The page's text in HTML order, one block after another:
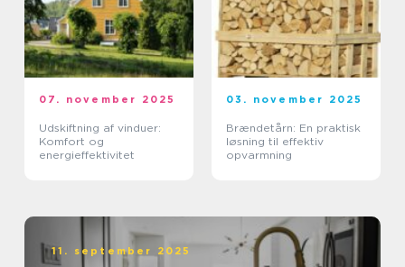
07. november 2025
Udskiftning af vinduer:
Komfort og
energieffektivitet
03. november 2025
Brændetårn: En praktisk
løsning til effektiv
opvarmning
11. september 2025